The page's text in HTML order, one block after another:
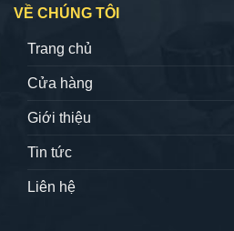
VỀ CHÚNG TÔI
Trang chủ
Cửa hàng
Giới thiệu
Tin tức
Liên hệ